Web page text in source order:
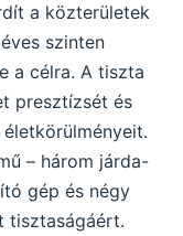
a közterületek
szinten
a célra. A tiszta
presztízsét és
– három járda-
gép és négy
tisztaságáért.